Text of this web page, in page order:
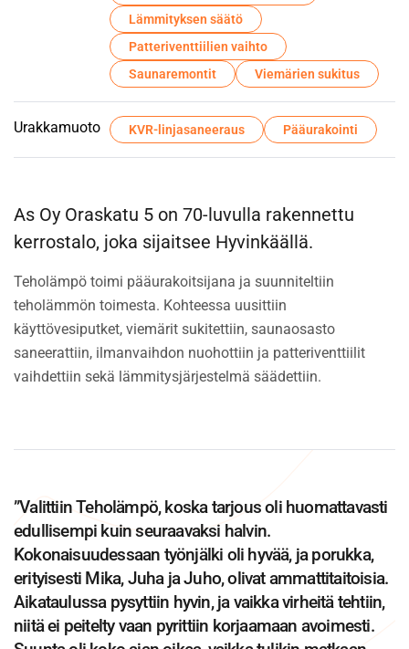
Lämmityksen säätö
Patteriventtiilien vaihto
Saunaremontit
Viemärien sukitus
Urakkamuoto KVR-linjasaneeraus Pääurakointi
As Oy Oraskatu 5 on 70-luvulla rakennettu
kerrostalo, joka sijaitsee Hyvinkäällä.
Teholämpö toimi pääurakoitsijana ja suunniteltiin
teholämmön toimesta. Kohteessa uusittiin
käyttövesiputket, viemärit sukitettiin, saunaosasto
saneerattiin, ilmanvaihdon nuohottiin ja patteriventtiilit
vaihdettiin sekä lämmitysjärjestelmä säädettiin.
”Valittiin Teholämpö, koska tarjous oli huomattavasti
edullisempi kuin seuraavaksi halvin.
Kokonaisuudessaan työnjälki oli hyvää, ja porukka,
erityisesti Mika, Juha ja Juho, olivat ammattitaitoisia.
Aikataulussa pysyttiin hyvin, ja vaikka virheitä tehtiin,
niitä ei peitelty vaan pyrittiin korjaamaan avoimesti.